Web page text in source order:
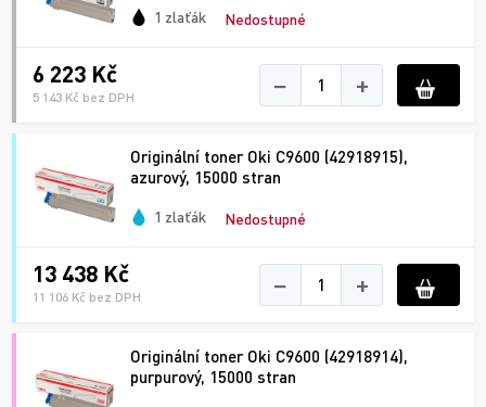
1 zlaťák Nedostupné
6 223 Kč
5 143 Kč bez DPH − +
Originální toner Oki C9600 (42918915),
azurový, 15000 stran
1 zlaťák Nedostupné
13 438 Kč
11 106 Kč bez DPH − +
Originální toner Oki C9600 (42918914),
purpurový, 15000 stran